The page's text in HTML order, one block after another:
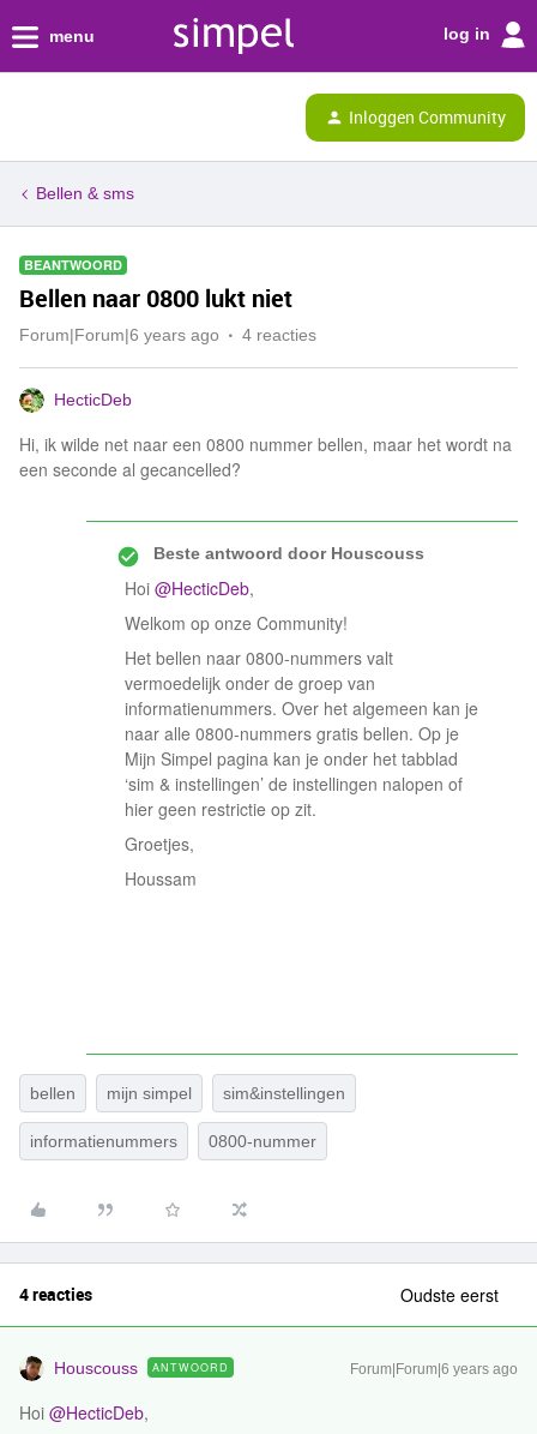
menu log in
Inloggen Community
Bellen & sms
BEANTWOORD
Bellen naar 0800 lukt niet
Forum|Forum|6 years ago 4 reacties
HecticDeb
Hi, ik wilde net naar een 0800 nummer bellen, maar het wordt na
een seconde al gecancelled?
Beste antwoord doorHouscouss
Hoi @HecticDeb,
Welkom op onze Community!
Het bellen naar 0800-nummers valt
vermoedelijk onder de groep van
informatienummers. Over het algemeen kan je
naar alle 0800-nummers gratis bellen. Op je
Mijn Simpel pagina kan je onder het tabblad
‘sim & instellingen’ de instellingen nalopen of
hier geen restrictie op zit.
Groetjes,
Houssam
bellen mijn simpel sim&instellingen
informatienummers 0800-nummer
4 reacties Oudste eerst
Houscouss ANTWOORD Forum|Forum|6 years ago
Hoi @HecticDeb,